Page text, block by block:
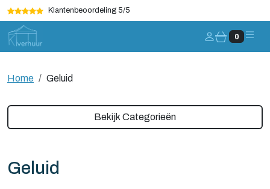
Klantenbeoordeling 5/5
Account 0
Home Geluid
Bekijk Categorieën
Geluid